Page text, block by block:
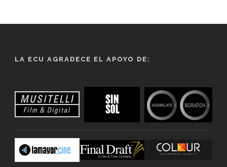
LA ECU AGRADECE EL APOYO DE: